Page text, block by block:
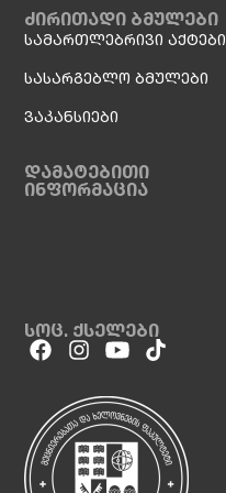
ძირითადი ბმულები
სამართლებრივი აქტები
სასარგებლო ბმულები
ვაკანსიები
დამატებითი
ინფორმაცია
სოც. ქსელები